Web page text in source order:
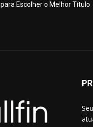
para Escolher o Melhor Título